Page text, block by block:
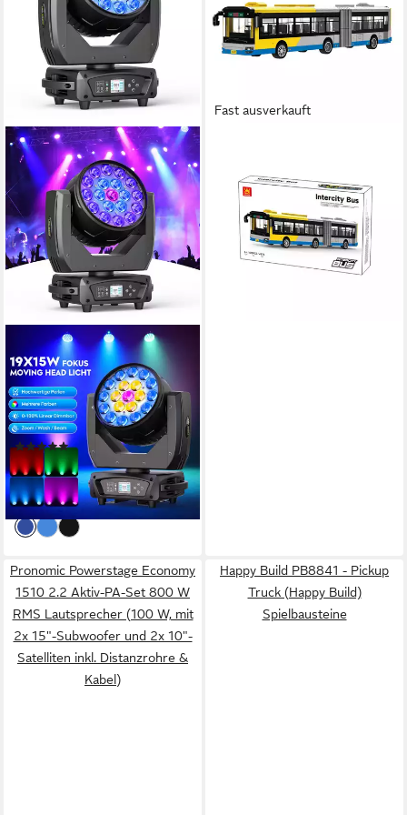
ZONQOONZ
Discolicht 285 W Moving
Head Light mit einstellbarem
Zoom für Disco KTV Bar
Party
(1)
182,99 € UVP192,99 €
-5%
lieferbar - in 3-4 Werktagen bei dir
Fast ausverkauft
Spielbausteine
32,95 €
lieferbar - in 4-5 Werktagen bei dir
Pronomic Powerstage Economy
1510 2.2 Aktiv-PA-Set 800 W
RMS Lautsprecher (100 W, mit
2x 15"-Subwoofer und 2x 10"-
Satelliten inkl. Distanzrohre &
Kabel)
Happy Build PB8841 - Pickup
Truck (Happy Build)
Spielbausteine